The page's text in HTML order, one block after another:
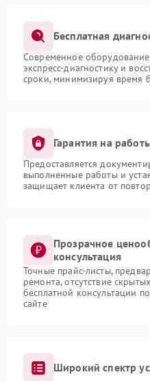
Бесплатная
Современное
экспресс-диагностику и
сроки, минимизируя время
Гарантия на
Предоставляется
выполненные работы и
защищает клиента от
Прозрачное
консультация
Точные прайс-листы,
ремонта, отсутствие
бесплатной консультации
сайте
Широкий спектр